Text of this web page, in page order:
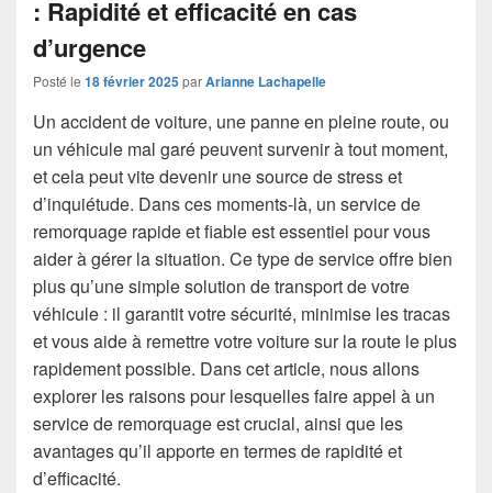
: Rapidité et efficacité en cas
d’urgence
Posté le 18 février 2025parArianne Lachapelle
Un accident de voiture, une panne en pleine route, ou
un véhicule mal garé peuvent survenir à tout moment,
et cela peut vite devenir une source de stress et
d’inquiétude. Dans ces moments-là, un service de
remorquage rapide et fiable est essentiel pour vous
aider à gérer la situation. Ce type de service offre bien
plus qu’une simple solution de transport de votre
véhicule : il garantit votre sécurité, minimise les tracas
et vous aide à remettre votre voiture sur la route le plus
rapidement possible. Dans cet article, nous allons
explorer les raisons pour lesquelles faire appel à un
service de remorquage est crucial, ainsi que les
avantages qu’il apporte en termes de rapidité et
d’efficacité.